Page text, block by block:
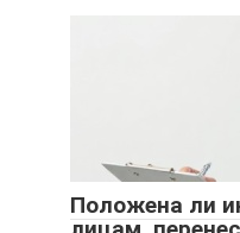
Положена ли